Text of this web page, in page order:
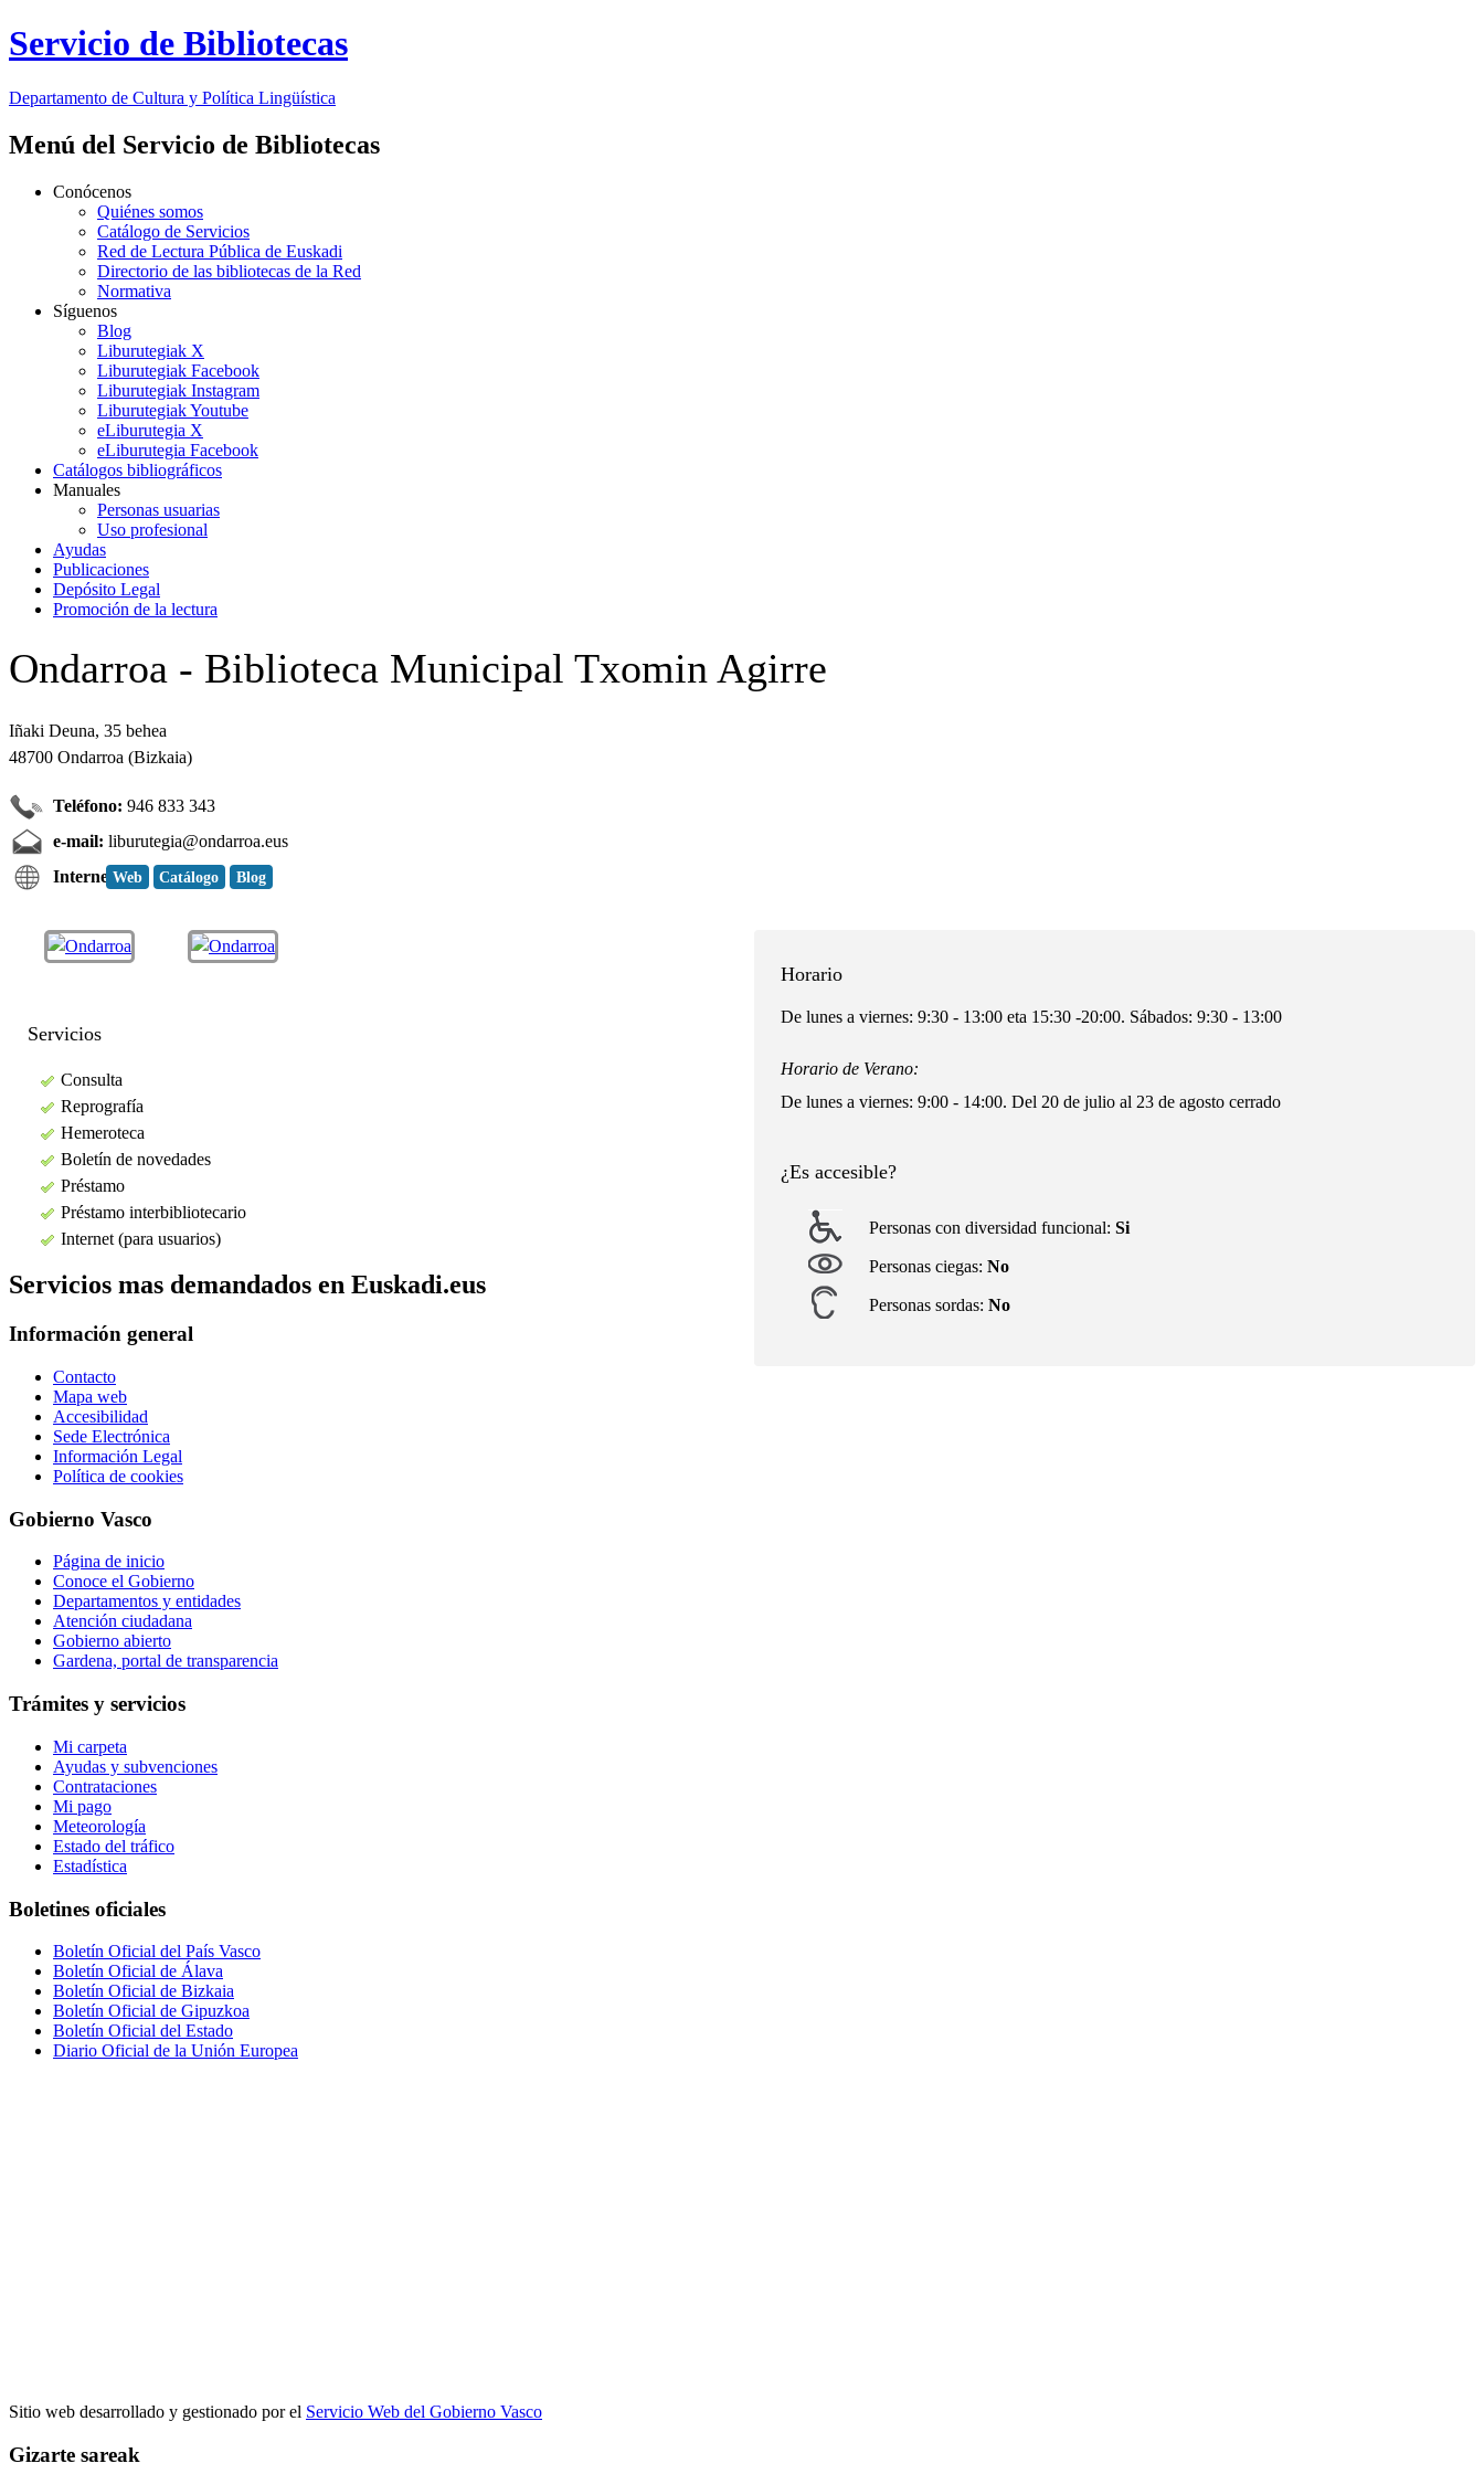
Servicio de Bibliotecas
Departamento de Cultura y Política Lingüística
Menú del Servicio de Bibliotecas
Conócenos
Quiénes somos
Catálogo de Servicios
Red de Lectura Pública de Euskadi
Directorio de las bibliotecas de la Red
Normativa
Síguenos
Blog
Liburutegiak X
Liburutegiak Facebook
Liburutegiak Instagram
Liburutegiak Youtube
eLiburutegia X
eLiburutegia Facebook
Catálogos bibliográficos
Manuales
Personas usuarias
Uso profesional
Ayudas
Publicaciones
Depósito Legal
Promoción de la lectura
Ondarroa - Biblioteca Municipal Txomin Agirre
Iñaki Deuna, 35 behea
48700 Ondarroa (Bizkaia)
Teléfono: 946 833 343
e-mail: liburutegia@ondarroa.eus
Internet:Web Catálogo Blog
Servicios
Consulta
Reprografía
Hemeroteca
Boletín de novedades
Préstamo
Préstamo interbibliotecario
Internet (para usuarios)
Horario
De lunes a viernes: 9:30 - 13:00 eta 15:30 -20:00. Sábados: 9:30 - 13:00
Horario de Verano:
De lunes a viernes: 9:00 - 14:00. Del 20 de julio al 23 de agosto cerrado
¿Es accesible?
Personas con diversidad funcional: Si
Personas ciegas: No
Personas sordas: No
Servicios mas demandados en Euskadi.eus
Información general
Contacto
Mapa web
Accesibilidad
Sede Electrónica
Información Legal
Política de cookies
Gobierno Vasco
Página de inicio
Conoce el Gobierno
Departamentos y entidades
Atención ciudadana
Gobierno abierto
Gardena, portal de transparencia
Trámites y servicios
Mi carpeta
Ayudas y subvenciones
Contrataciones
Mi pago
Meteorología
Estado del tráfico
Estadística
Boletines oficiales
Boletín Oficial del País Vasco
Boletín Oficial de Álava
Boletín Oficial de Bizkaia
Boletín Oficial de Gipuzkoa
Boletín Oficial del Estado
Diario Oficial de la Unión Europea
Sitio web desarrollado y gestionado por el Servicio Web del Gobierno Vasco
Gizarte sareak